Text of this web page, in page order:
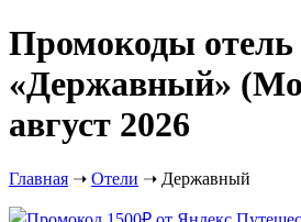
Промокоды отель
«Державный»
август 2026
Главная ➝ Отели ➝ Державный